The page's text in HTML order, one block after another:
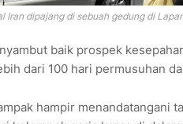
Iran dipajang di sebuah gedung di
baik prospek
dari 100 hari permusuhan
hampir menandatangani